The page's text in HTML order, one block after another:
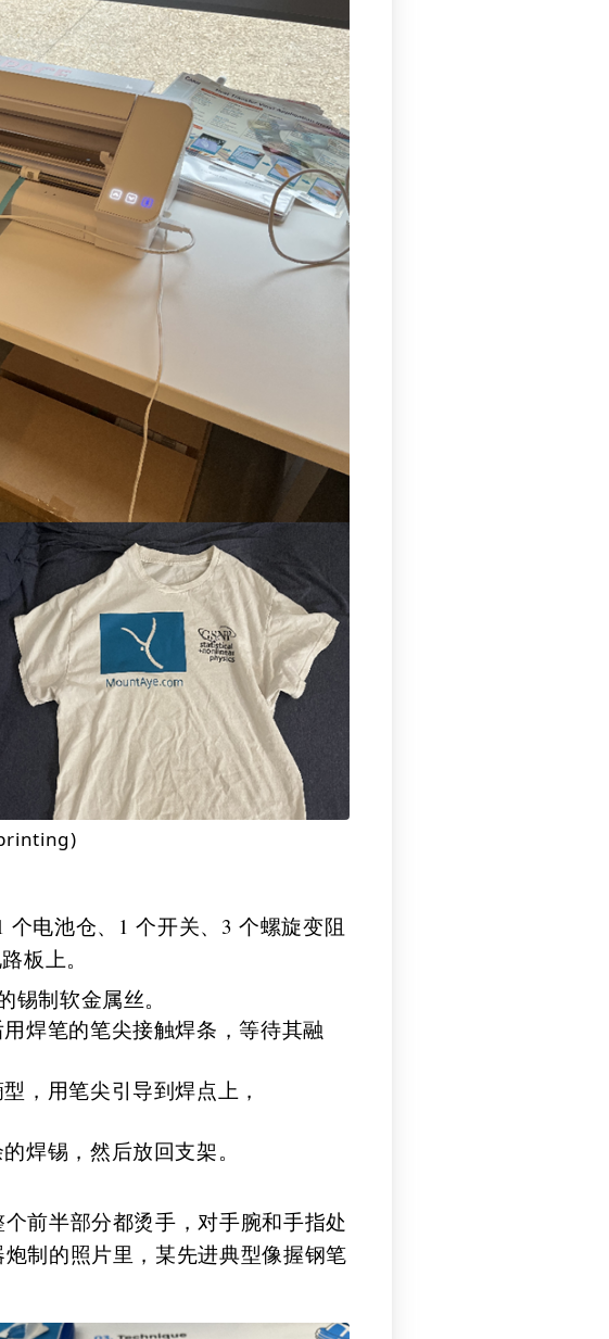
电池仓、1 个开关、3 个螺旋变阻
板上。
制软金属丝。
焊笔的笔尖接触焊条，等待其融
，用笔尖引导到焊点上，
焊锡，然后放回支架。
前半部分都烫手，对手腕和手指处
制的照片里，某先进典型像握钢笔